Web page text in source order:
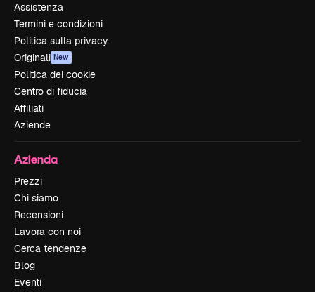
Assistenza
Termini e condizioni
Politica sulla privacy
Originali New
Politica dei cookie
Centro di fiducia
Affiliati
Aziende
Azienda
Prezzi
Chi siamo
Recensioni
Lavora con noi
Cerca tendenze
Blog
Eventi